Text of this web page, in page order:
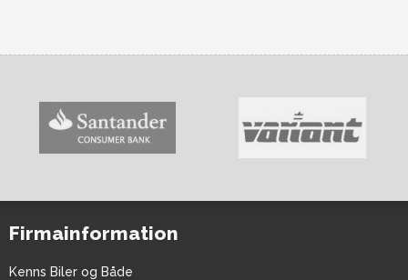
Firmainformation
Kenns Biler og Både